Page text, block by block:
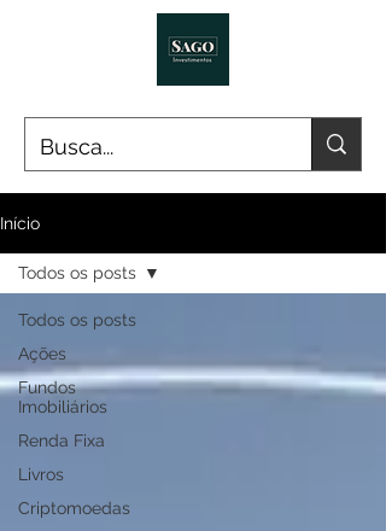
Início
Todos os posts
Ações
Fundos
Imobiliários
Renda Fixa
Livros
Criptomoedas
Todos os posts